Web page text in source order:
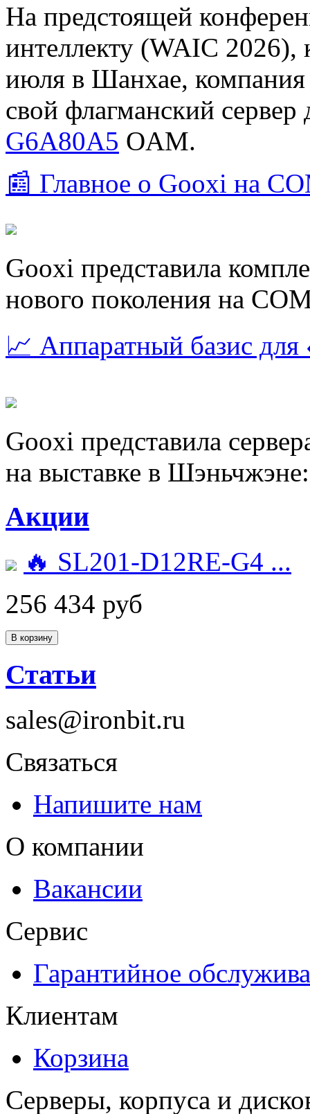
На предстоящей
интеллекту (WAIC 2026),
июля в Шанхае, компания
свой флагманский
G6A80A5 OAM.
📰 Главное о Gooxi на
Gooxi представила
нового поколения на
📈 Аппаратный базис
Gooxi представила
на выставке в
Акции
🔥 SL201-D12RE-G4 ...
256 434 руб
Статьи
sales@ironbit.ru
Связаться
Напишите нам
О компании
Вакансии
Сервис
Гарантийное
Клиентам
Корзина
Серверы, корпуса и